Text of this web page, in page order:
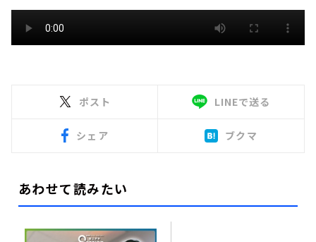
ポスト LINEで送る
シェア ブクマ
あわせて読みたい